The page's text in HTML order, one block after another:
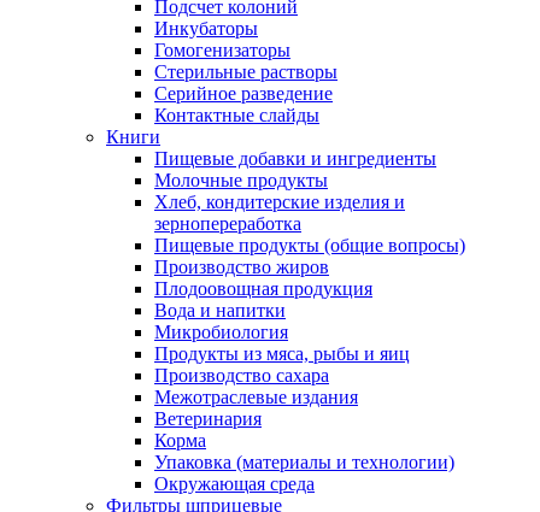
Подсчет колоний
Инкубаторы
Гомогенизаторы
Стерильные растворы
Серийное разведение
Контактные слайды
Книги
Пищевые добавки и ингредиенты
Молочные продукты
Хлеб, кондитерские изделия и
зернопереработка
Пищевые продукты (общие вопросы)
Производство жиров
Плодоовощная продукция
Вода и напитки
Микробиология
Продукты из мяса, рыбы и яиц
Производство сахара
Межотраслевые издания
Ветеринария
Корма
Упаковка (материалы и технологии)
Окружающая среда
Фильтры шприцевые